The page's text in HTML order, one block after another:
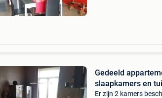
Gedeeld
slaapkamers en
Er zijn 2 kamers